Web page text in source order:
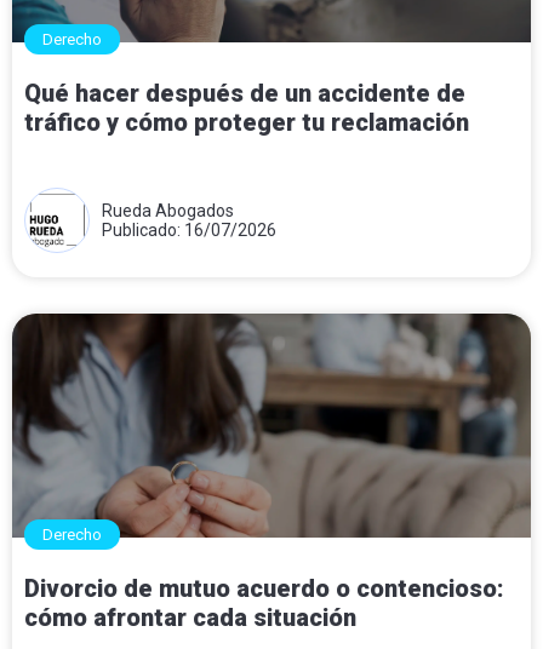
Derecho
Qué hacer después de un accidente de
tráfico y cómo proteger tu reclamación
Rueda Abogados
Publicado: 16/07/2026
Derecho
Divorcio de mutuo acuerdo o contencioso:
cómo afrontar cada situación